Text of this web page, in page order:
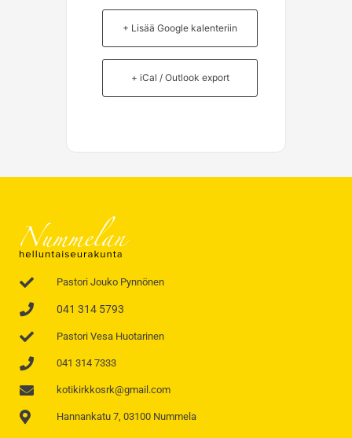
+ Lisää Google kalenteriin
+ iCal / Outlook export
Pastori Jouko Pynnönen
041 314 5793
Pastori Vesa Huotarinen
041 314 7333
kotikirkkosrk@gmail.com
Hannankatu 7, 03100 Nummela